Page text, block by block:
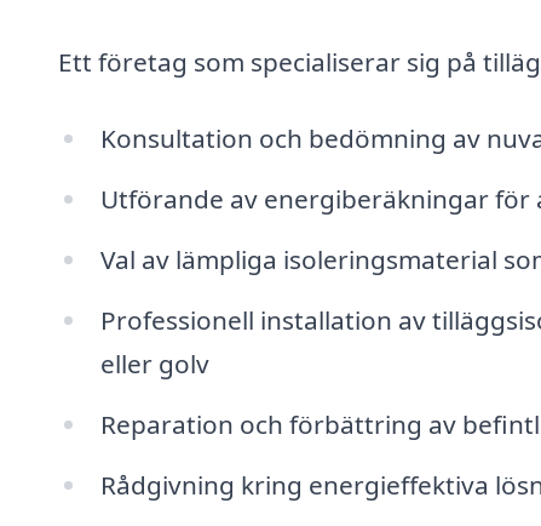
Ett företag som specialiserar sig på
Konsultation och bedömning av
Utförande av energiberäkningar
Val av lämpliga isoleringsmaterial
Professionell installation av
eller golv
Reparation och förbättring av
Rådgivning kring energieffektiva